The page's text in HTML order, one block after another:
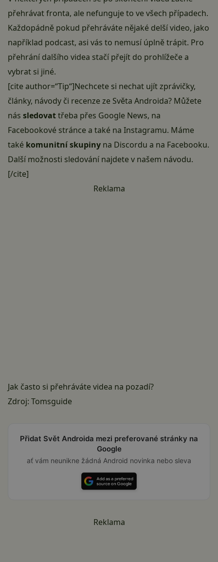
přehrávat fronta, ale nefunguje to ve všech případech.
Každopádně pokud přehráváte nějaké delší video, jako
například podcast, asi vás to nemusí úplně trápit. Pro
přehrání dalšího videa stačí přejít do prohlížeče a
vybrat si jiné.
[cite author=“Tip“]Nechcete si nechat ujít zprávičky,
články, návody či recenze ze Světa Androida? Můžete
nás sledovattřeba přes Google News, na
Facebookové stráncea také na Instagramu. Máme
také komunitní skupiny na Discordu a na Facebooku.
Další možnosti sledování najdete v našem návodu.
[/cite]
Reklama
Jak často si přehráváte videa na pozadí?
Zdroj: Tomsguide
Přidat Svět Androida mezi preferované stránky na
Google
ať vám neunikne žádná Android novinka nebo sleva
Reklama